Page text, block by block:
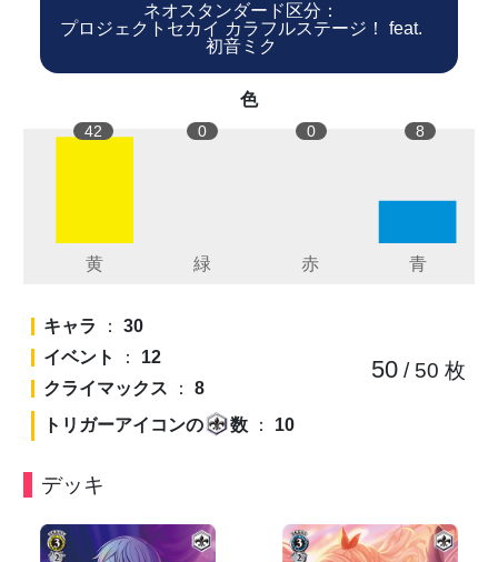
ネオスタンダード区分：
プロジェクトセカイ カラフルステージ！ feat.
初音ミク
色
42 0 0 8
キャラ ： 30
イベント
： 12
クライマックス ： 8
トリガーアイコンの
数 ： 10
50/ 50 枚
デッキ